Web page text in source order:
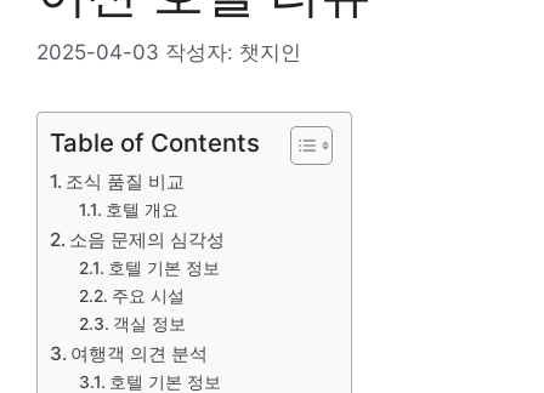
2025-04-03 작성자: 챗지인
Table of Contents
조식 품질 비교
호텔 개요
소음 문제의 심각성
호텔 기본 정보
주요 시설
객실 정보
여행객 의견 분석
호텔 기본 정보